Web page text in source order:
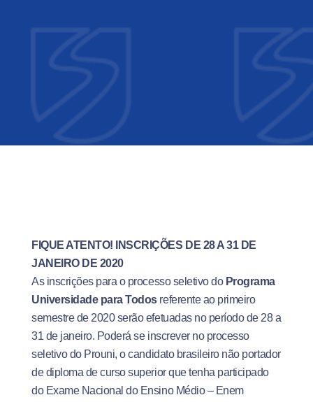
FIQUE ATENTO! INSCRIÇÕES DE 28 A 31 DE
JANEIRO DE 2020
As inscrições para o processo seletivo doPrograma
Universidade para Todosreferente ao primeiro
semestre de 2020 serão efetuadas no período de 28 a
31 de janeiro. Poderá se inscrever no processo
seletivo do Prouni, o candidato brasileiro não portador
de diploma de curso superior que tenha participado
do Exame Nacional do Ensino Médio – Enem